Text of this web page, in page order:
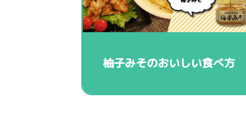
柚子みそのおいしい食べ方